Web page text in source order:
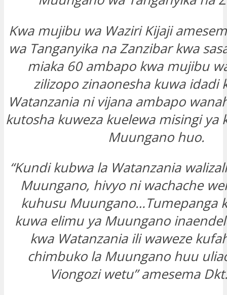
Kwa mujibu wa Waziri Kijaji
wa Tanganyika na Zanzibar kwa
miaka 60 ambapo kwa mujibu
zilizopo zinaonesha kuwa idadi
Watanzania ni vijana ambapo
kutosha kuweza kuelewa misingi ya
Muungano huo.
“Kundi kubwa la Watanzania
Muungano, hivyo ni wachache
kuhusu Muungano…Tumepanga
kuwa elimu ya Muungano
kwa Watanzania ili waweze
chimbuko la Muungano huu
Viongozi wetu” amesema